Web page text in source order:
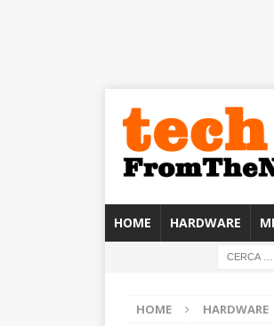
HOME HARDWARE
HOME HARDWARE